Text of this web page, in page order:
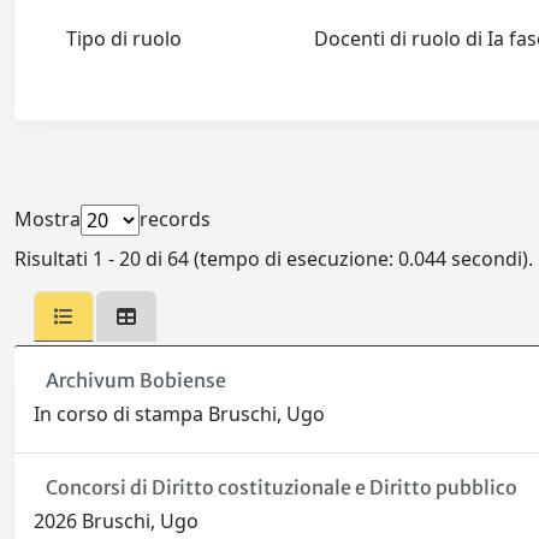
Tipo di ruolo Docenti di ruolo di Ia
Mostra
records
Risultati 1 - 20 di 64 (tempo di esecuzione: 0.044 secondi).
Archivum Bobiense
In corso di stampa Bruschi, Ugo
Concorsi di Diritto costituzionale e Diritto pubblico
2026 Bruschi, Ugo